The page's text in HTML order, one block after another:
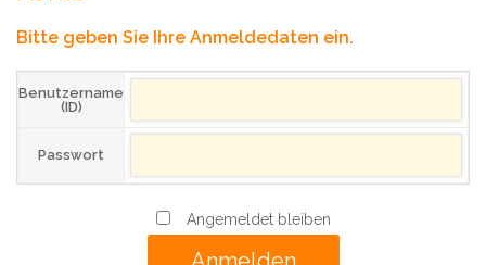
Bitte geben Sie Ihre Anmeldedaten ein.
Benutzername
(ID)
Passwort
Angemeldet bleiben